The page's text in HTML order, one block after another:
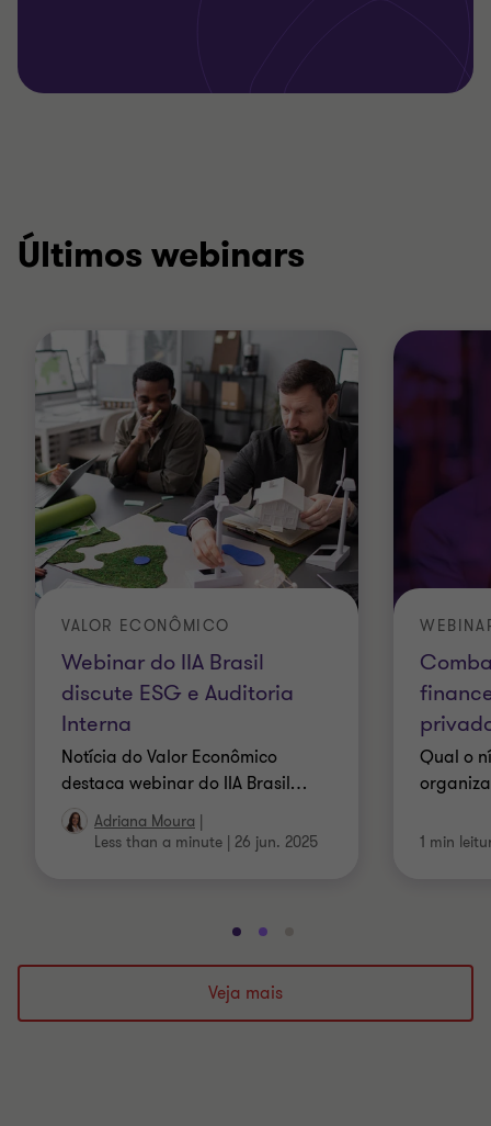
Últimos webinars
Webinar do IIA Brasil
discute ESG e Auditoria
Interna
VALOR ECONÔMICO
Notícia do Valor Econômico
destaca webinar do IIA Brasil…
Adriana Moura |
Less than a minute | 26 jun. 2025
Qual o
1 min
Ir
para
o
slide
Ir
para
o
slide
para
slide
Veja mais